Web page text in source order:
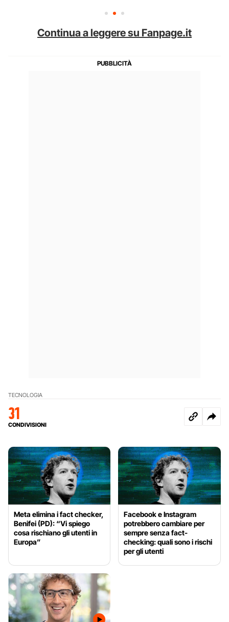
Continua a leggere su Fanpage.it
TECNOLOGIA
31
CONDIVISIONI
Meta elimina i fact checker,
Benifei (PD): “Vi spiego
cosa rischiano gli utenti in
Europa”
Facebook e Instagram
potrebbero cambiare per
sempre senza fact-
checking: quali sono i rischi
per gli utenti